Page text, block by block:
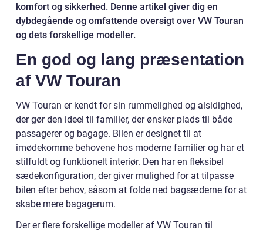
komfort og sikkerhed. Denne artikel giver dig en
dybdegående og omfattende oversigt over VW Touran
og dets forskellige modeller.
En god og lang præsentation
af VW Touran
VW Touran er kendt for sin rummelighed og alsidighed,
der gør den ideel til familier, der ønsker plads til både
passagerer og bagage. Bilen er designet til at
imødekomme behovene hos moderne familier og har et
stilfuldt og funktionelt interiør. Den har en fleksibel
sædekonfiguration, der giver mulighed for at tilpasse
bilen efter behov, såsom at folde ned bagsæderne for at
skabe mere bagagerum.
Der er flere forskellige modeller af VW Touran til